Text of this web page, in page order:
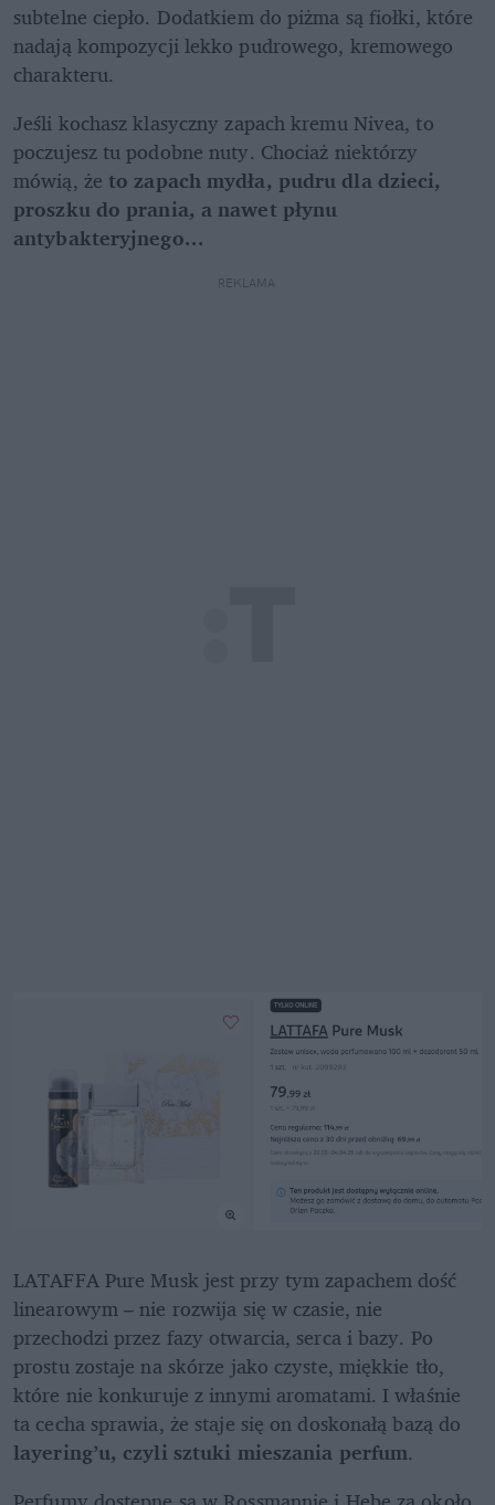
subtelne ciepło. Dodatkiem do piżma są fiołki, które
nadają kompozycji lekko pudrowego, kremowego
charakteru.
Jeśli kochasz klasyczny zapach kremu Nivea, to
poczujesz tu podobne nuty. Chociaż niektórzy
mówią, że to zapach mydła, pudru dla dzieci,
proszku do prania, a nawet płynu
antybakteryjnego...
REKLAMA
LATAFFA Pure Musk jest przy tym zapachem dość
linearowym – nie rozwija się w czasie, nie
przechodzi przez fazy otwarcia, serca i bazy. Po
prostu zostaje na skórze jako czyste, miękkie tło,
które nie konkuruje z innymi aromatami. I właśnie
layering’u, czyli sztuki mieszania perfum.